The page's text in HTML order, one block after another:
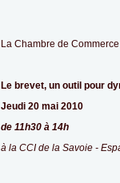
La Chambre de
Le brevet, un outil pour
Jeudi 20 mai 2010
de 11h30 à 14h
à la CCI de la Savoie -